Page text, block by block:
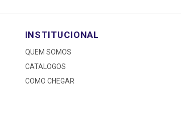
INSTITUCIONAL
QUEM SOMOS
CATALOGOS
COMO CHEGAR